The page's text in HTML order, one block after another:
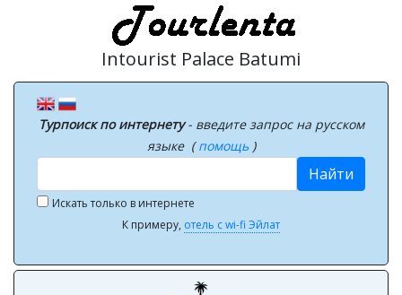
Intourist Palace Batumi
Турпоиск по интернету- введите запрос на русском
языке (помощь )
Найти
Искать только в интернете
К примеру, отель с wi-fi Эйлат